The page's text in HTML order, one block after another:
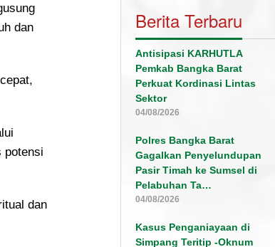
dan
potensi
dan
Berita Terbaru
Antisipasi KARHUTLA
Pemkab Bangka Barat
Perkuat Kordinasi Lintas
Sektor
04/08/2026
Polres Bangka Barat
Gagalkan Penyelundupan
Pasir Timah ke Sumsel di
Pelabuhan Ta…
04/08/2026
Kasus Penganiayaan di
Simpang Teritip -Oknum